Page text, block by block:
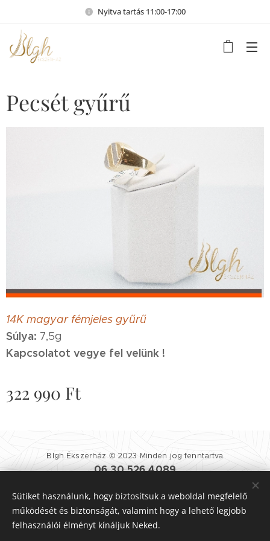
Nyitva tartás 11:00-17:00
Pecsét gyűrű
14K magyar fémjeles gyűrű
Súlya: 7,5g
Kapcsolatot vegye fel velünk !
322 990 Ft
Blgh Ékszerház © 2023 Minden jog fenntartva
06 30 526 4089
Felhasználási Feltételek Adatvédelmi Szabályzat
Sütiket használunk, hogy biztosítsuk a weboldal megfelelő
működését és biztonságát, valamint hogy a lehető legjobb
felhasználói élményt kínáljuk Neked.